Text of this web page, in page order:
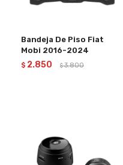
Bandeja De Piso Fiat
Mobi 2016-2024
$ 2.850 $ 3.800